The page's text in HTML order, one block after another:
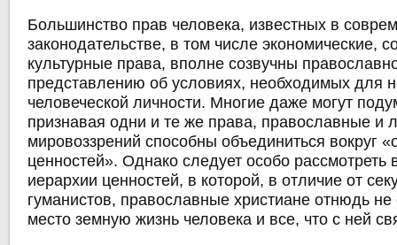
Большинство прав человека, известных в
законодательстве, в том числе экономические,
культурные права, вполне созвучны
представлению об условиях, необходимых для
человеческой личности. Многие даже могут
признавая одни и те же права, православные и
мировоззрений способны объединиться вокруг
ценностей». Однако следует особо рассмотреть
иерархии ценностей, в которой, в отличие от
гуманистов, православные христиане отнюдь не
место земную жизнь человека и все, что с ней